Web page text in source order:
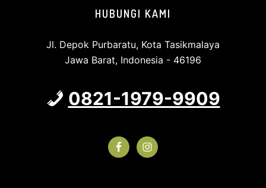
HUBUNGI KAMI
Jl. Depok Purbaratu, Kota Tasikmalaya
Jawa Barat, Indonesia - 46196
0821-1979-9909